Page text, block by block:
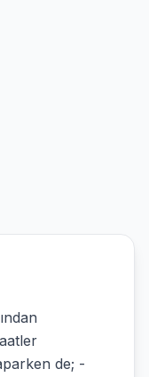
de; -